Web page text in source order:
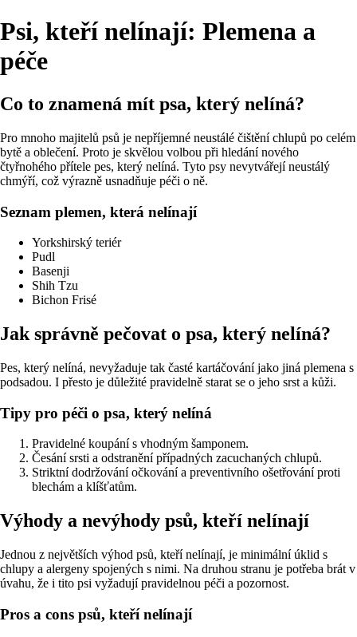
Psi, kteří nelínají: Plemena a
péče
Co to znamená mít psa, který nelíná?
Pro mnoho majitelů psů je nepříjemné neustálé čištění chlupů po celém
bytě a oblečení. Proto je skvělou volbou při hledání nového
čtyřnohého přítele pes, který nelíná. Tyto psy nevytvářejí neustálý
chmýří, což výrazně usnadňuje péči o ně.
Seznam plemen, která nelínají
Yorkshirský teriér
Pudl
Basenji
Shih Tzu
Bichon Frisé
Jak správně pečovat o psa, který nelíná?
Pes, který nelíná, nevyžaduje tak časté kartáčování jako jiná plemena s
podsadou. I přesto je důležité pravidelně starat se o jeho srst a kůži.
Tipy pro péči o psa, který nelíná
Pravidelné koupání s vhodným šamponem.
Česání srsti a odstranění případných zacuchaných chlupů.
Striktní dodržování očkování a preventivního ošetřování proti
blechám a klíšťatům.
Výhody a nevýhody psů, kteří nelínají
Jednou z největších výhod psů, kteří nelínají, je minimální úklid s
chlupy a alergeny spojených s nimi. Na druhou stranu je potřeba brát v
úvahu, že i tito psi vyžadují pravidelnou péči a pozornost.
Pros a cons psů, kteří nelínají